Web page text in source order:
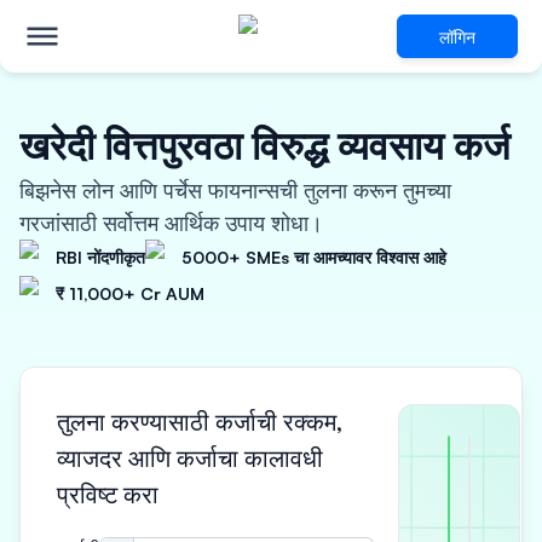
लॉगिन
खरेदी वित्तपुरवठा विरुद्ध व्यवसाय कर्ज
बिझनेस लोन आणि पर्चेस फायनान्सची तुलना करून तुमच्या
गरजांसाठी सर्वोत्तम आर्थिक उपाय शोधा।
RBI नोंदणीकृत
5000+ SMEs चा आमच्यावर विश्वास आहे
₹ 11,000+ Cr AUM
तुलना करण्यासाठी कर्जाची रक्कम,
व्याजदर आणि कर्जाचा कालावधी
प्रविष्ट करा